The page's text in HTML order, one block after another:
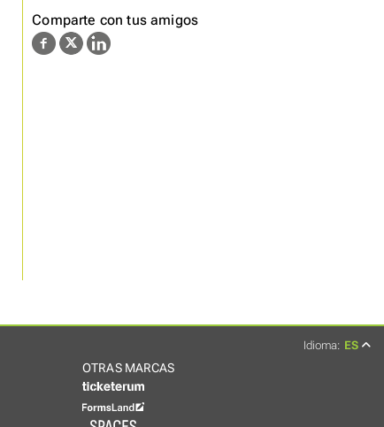
Comparte con tus amigos
Idioma: ES
OTRAS MARCAS